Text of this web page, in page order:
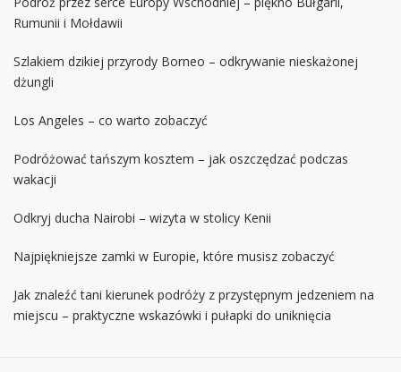
Rumunii i Mołdawii
Szlakiem dzikiej przyrody Borneo – odkrywanie nieskażonej
dżungli
Los Angeles – co warto zobaczyć
Podróżować tańszym kosztem – jak oszczędzać podczas
wakacji
Odkryj ducha Nairobi – wizyta w stolicy Kenii
Najpiękniejsze zamki w Europie, które musisz zobaczyć
Jak znaleźć tani kierunek podróży z przystępnym jedzeniem na
miejscu – praktyczne wskazówki i pułapki do uniknięcia